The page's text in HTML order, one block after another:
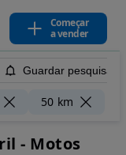
Começar
a vender
Guardar pesquisa
50 km
- Motos